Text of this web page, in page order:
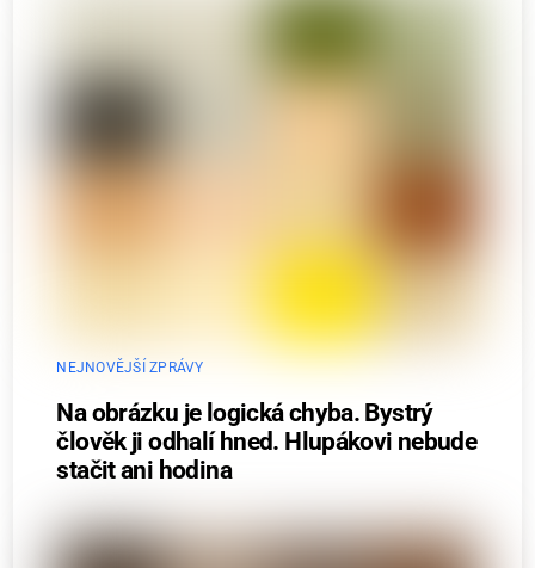
NEJNOVĚJŠÍ ZPRÁVY
Na obrázku je logická chyba. Bystrý
člověk ji odhalí hned. Hlupákovi nebude
stačit ani hodina